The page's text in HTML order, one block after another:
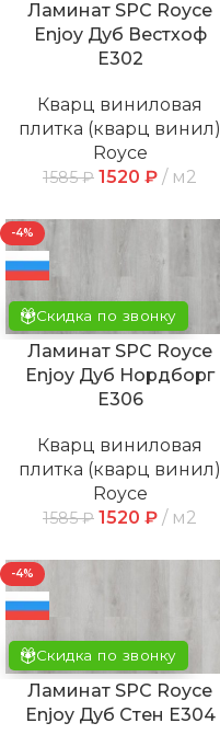
Ламинат SPC Royce
Enjoy Дуб Вестхоф
Е302
Кварц виниловая
плитка (кварц винил)
Royce
1585₽ 1520 ₽ м2
Скидка по звонку
-4%
Ламинат SPC Royce
Enjoy Дуб Нордборг
Е306
Кварц виниловая
плитка (кварц винил)
Royce
1585₽ 1520 ₽ м2
Скидка по звонку
-4%
Ламинат SPC Royce
Enjoy Дуб Стен Е304